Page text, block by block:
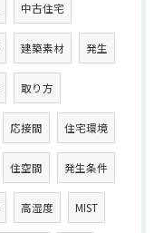
中古住宅
建築素材 発生
取り方
応接間 住宅環境
住空間 発生条件
高湿度 MIST